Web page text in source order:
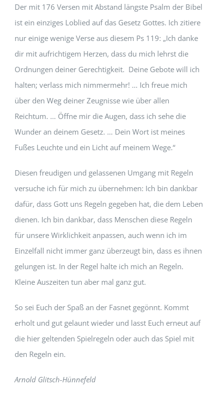
Der mit 176 Versen mit Abstand längste Psalm der Bibel
ist ein einziges Loblied auf das Gesetz Gottes. Ich zitiere
nur einige wenige Verse aus diesem Ps 119: „Ich danke
dir mit aufrichtigem Herzen, dass du mich lehrst die
Ordnungen deiner Gerechtigkeit. Deine Gebote will ich
halten; verlass mich nimmermehr! … Ich freue mich
über den Weg deiner Zeugnisse wie über allen
Reichtum. … Öffne mir die Augen, dass ich sehe die
Wunder an deinem Gesetz. … Dein Wort ist meines
Fußes Leuchte und ein Licht auf meinem Wege.“
Diesen freudigen und gelassenen Umgang mit Regeln
versuche ich für mich zu übernehmen: Ich bin dankbar
dafür, dass Gott uns Regeln gegeben hat, die dem Leben
dienen. Ich bin dankbar, dass Menschen diese Regeln
für unsere Wirklichkeit anpassen, auch wenn ich im
Einzelfall nicht immer ganz überzeugt bin, dass es ihnen
gelungen ist. In der Regel halte ich mich an Regeln.
Kleine Auszeiten tun aber mal ganz gut.
So sei Euch der Spaß an der Fasnet gegönnt. Kommt
erholt und gut gelaunt wieder und lasst Euch erneut auf
die hier geltenden Spielregeln oder auch das Spiel mit
den Regeln ein.
Arnold Glitsch-Hünnefeld